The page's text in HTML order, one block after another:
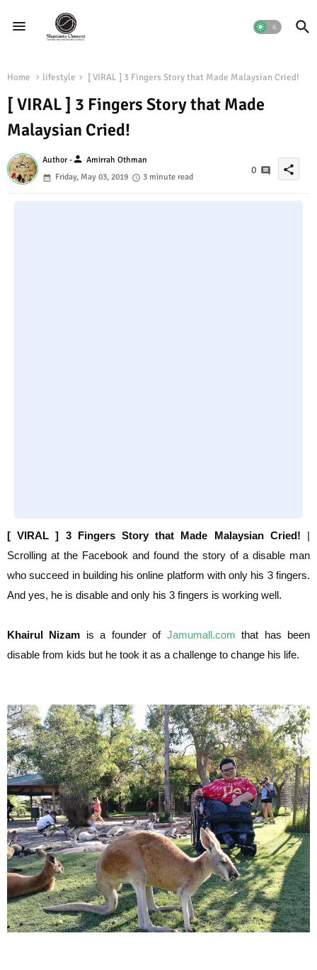
Home lifestyle [ VIRAL ] 3 Fingers Story that Made Malaysian Cried!
[ VIRAL ] 3 Fingers Story that Made
Malaysian Cried!
Author -person Amirrah Othman
Friday, May 03, 2019
3 minute read
0 share
[ VIRAL ] 3 Fingers Story that Made Malaysian Cried! |
Scrolling at the Facebook and found the story of a disable man
who succeed in building his online platform with only his 3 fingers.
And yes, he is disable and only his 3 fingers is working well.
Khairul Nizam is a founder of Jamumall.com that has been
disable from kids but he took it as a challenge to change his life.